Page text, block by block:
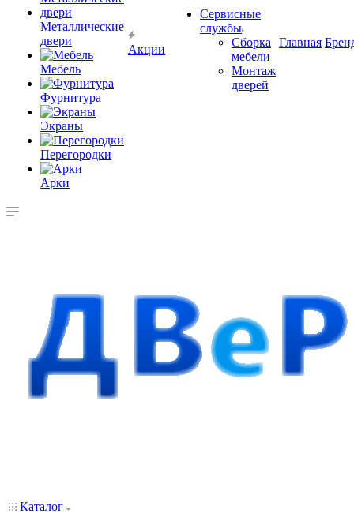
Металлические
двери
Мебель
Фурнитура
Экраны
Перегородки
Арки
Акции
Сервисные
службы
Сборка
мебели
Монтаж
дверей
Главная
Каталог